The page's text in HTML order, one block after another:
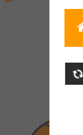
BOYS ARRIBA EN